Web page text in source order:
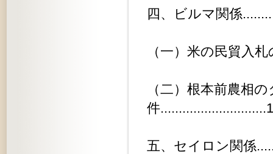
四、ビルマ関係
（一）米の民貿入
（二）根本前農相
件
五、セイロン関係